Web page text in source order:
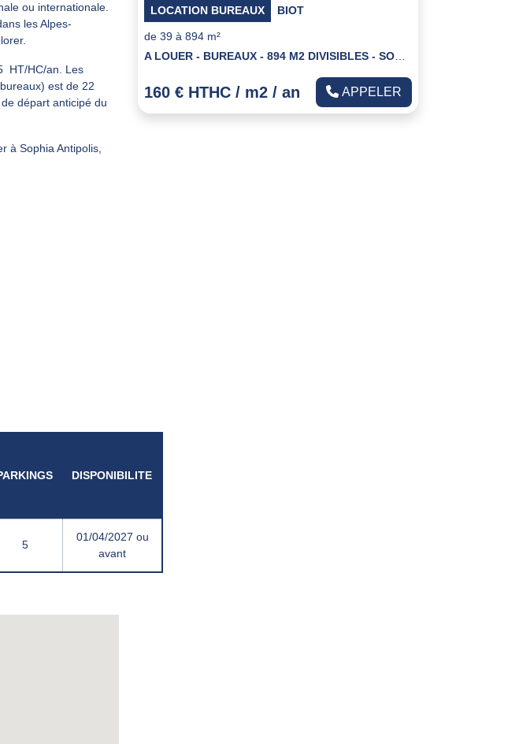
ou internationale.
les Alpes-
HT/HC/an. Les
est de 22 
départ anticipé du
à Sophia Antipolis,
DISPONIBILITE
5
01/04/2027 ou
avant
LOCATION BUREAUX BIOT
de 39 à 894 m²
160 € HTHC / m2 / an APPELER